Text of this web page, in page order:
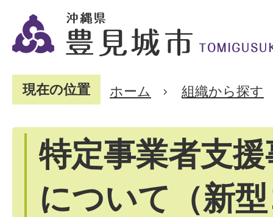
現在の位置 ホーム 組織から探す
特定事業者支
について（新